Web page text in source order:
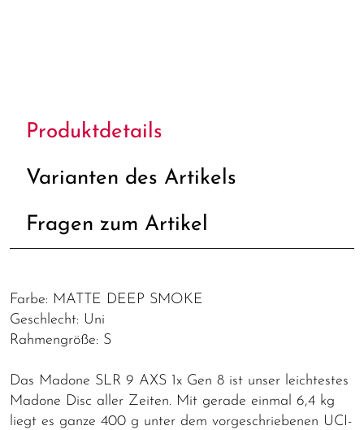
Produktdetails
Varianten des Artikels
Fragen zum Artikel
Farbe: MATTE DEEP SMOKE
Geschlecht: Uni
Rahmengröße: S
Das Madone SLR 9 AXS 1x Gen 8 ist unser leichtestes
Madone Disc aller Zeiten. Mit gerade einmal 6,4 kg
liegt es ganze 400 g unter dem vorgeschriebenen UCI-